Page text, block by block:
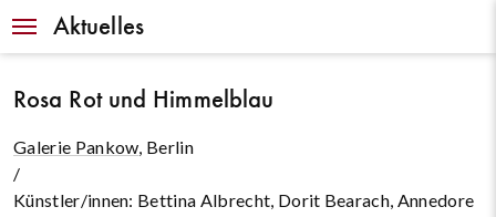
Aktuelles
Rosa Rot und Himmelblau
Galerie Pankow, Berlin
/
Künstler/innen: Bettina Albrecht, Dorit Bearach, Annedore